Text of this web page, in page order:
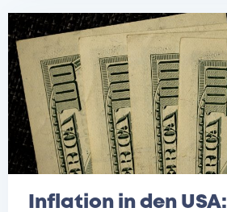
Inflation in den USA: